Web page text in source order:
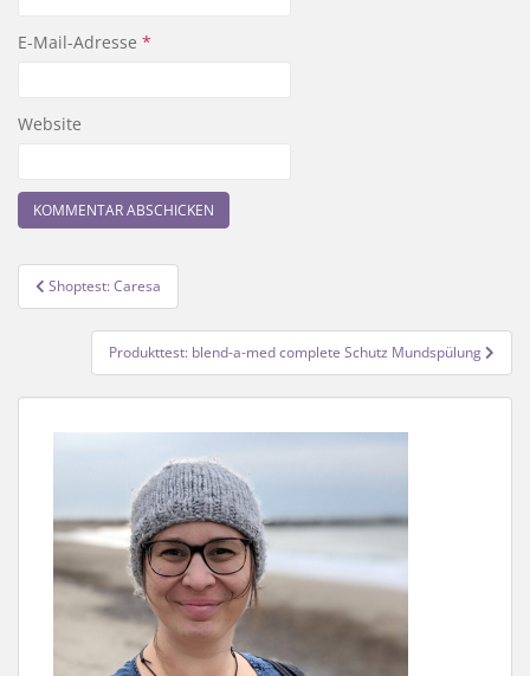
E-Mail-Adresse *
Website
Beitragsnavigation
Shoptest: Caresa
Produkttest: blend-a-med complete Schutz Mundspülung